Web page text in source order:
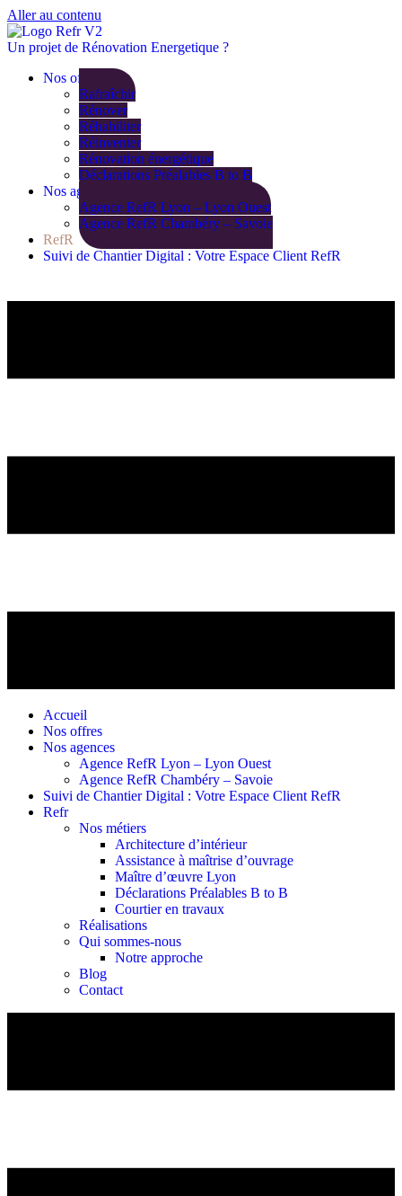
Aller au contenu
Un projet de Rénovation Energetique ?
Nos offres
Rafraîchir
Rénover
Réhabiliter
Réinventer
Rénovation énergétique
Déclarations Préalables B to B
Nos agences
Agence RefR Lyon – Lyon Ouest
Agence RefR Chambéry – Savoie
RefR
Suivi de Chantier Digital : Votre Espace Client RefR
Accueil
Nos offres
Nos agences
Agence RefR Lyon – Lyon Ouest
Agence RefR Chambéry – Savoie
Suivi de Chantier Digital : Votre Espace Client RefR
Refr
Nos métiers
Architecture d’intérieur
Assistance à maîtrise d’ouvrage
Maître d’œuvre Lyon
Déclarations Préalables B to B
Courtier en travaux
Réalisations
Qui sommes-nous
Notre approche
Blog
Contact